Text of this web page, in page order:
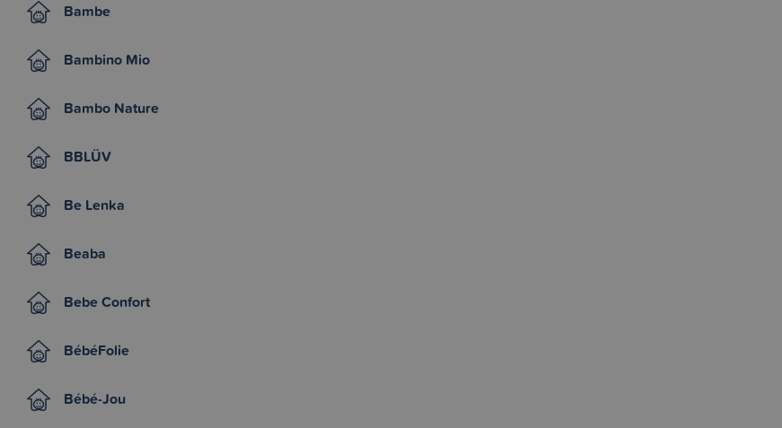
Bambe
Bambino Mio
Bambo Nature
BBLÜV
Be Lenka
Beaba
Bebe Confort
BébéFolie
Bébé-Jou